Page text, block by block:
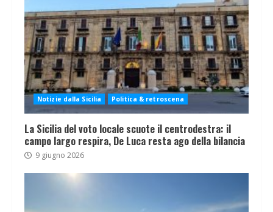
Notizie dalla Sicilia Politica & retroscena
La Sicilia del voto locale scuote il centrodestra: il
campo largo respira, De Luca resta ago della bilancia
9 giugno 2026